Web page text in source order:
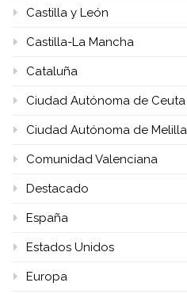
Castilla y León
Castilla-La Mancha
Cataluña
Ciudad Autónoma de Ceuta
Ciudad Autónoma de Melilla
Comunidad Valenciana
Destacado
España
Estados Unidos
Europa